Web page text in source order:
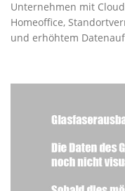
Unternehmen mit
Homeoffice,
und erhöhtem